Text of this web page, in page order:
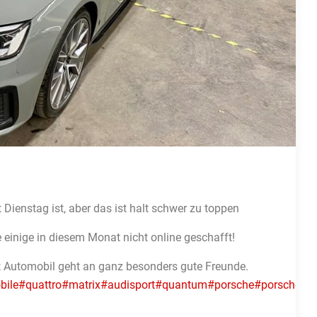
ist, aber das ist halt schwer zu toppen
einige in diesem Monat nicht online geschafft!
geht an ganz besonders gute Freunde.
#quattro#matrix#audisport#quantum#porsche#porsche911